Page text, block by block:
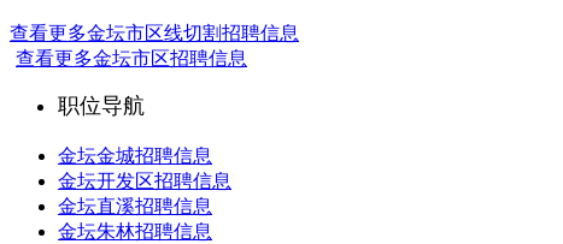
查看更多金坛市区线切割招聘信息
查看更多金坛市区招聘信息
职位导航
金坛金城招聘信息
金坛开发区招聘信息
金坛直溪招聘信息
金坛朱林招聘信息